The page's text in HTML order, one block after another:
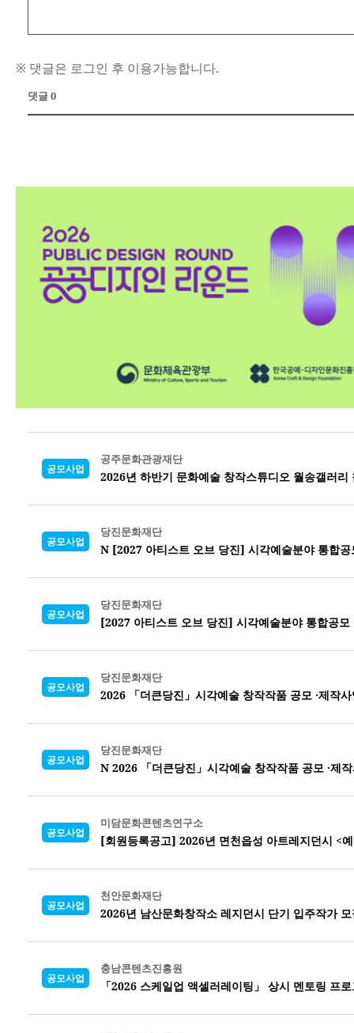
※ 댓글은 로그인 후 이용가능합니다.
댓글 0
공모사업
공주문화관광재단
2026년 하반기 문화예술 창작스튜디오 월송갤러리
공모사업
당진문화재단
N [2027 아티스트 오브 당진] 시각예술분야 통합공
공모사업
당진문화재단
[2027 아티스트 오브 당진] 시각예술분야 통합공모
공모사업
당진문화재단
2026 「더큰당진」시각예술 창작작품 공모 ·제작
공모사업
당진문화재단
N 2026 「더큰당진」시각예술 창작작품 공모 ·제
공모사업
미담문화콘텐츠연구소
[회원등록공고] 2026년 면천읍성 아트레지던시 <
공모사업
천안문화재단
2026년 남산문화창작소 레지던시 단기 입주작가
공모사업
충남콘텐츠진흥원
「2026 스케일업 액셀러레이팅」 상시 멘토링 프